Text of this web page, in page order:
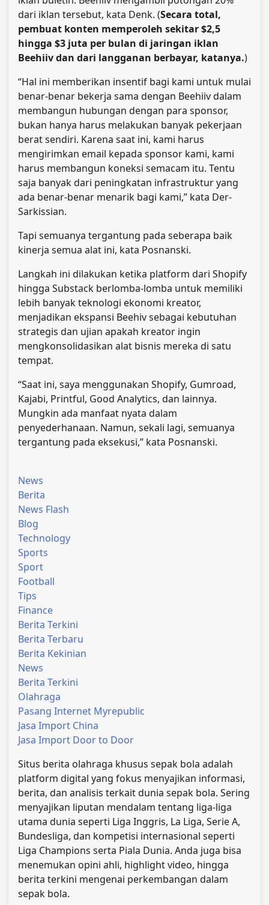
dari iklan tersebut, kata Denk. (Secara total,
pembuat konten memperoleh sekitar $2,5
hingga $3 juta per bulan di jaringan iklan
Beehiiv dan dari langganan berbayar, katanya.)
“Hal ini memberikan insentif bagi kami untuk mulai
benar-benar bekerja sama dengan Beehiiv dalam
membangun hubungan dengan para sponsor,
bukan hanya harus melakukan banyak pekerjaan
berat sendiri. Karena saat ini, kami harus
mengirimkan email kepada sponsor kami, kami
harus membangun koneksi semacam itu. Tentu
saja banyak dari peningkatan infrastruktur yang
ada benar-benar menarik bagi kami,” kata Der-
Sarkissian.
Tapi semuanya tergantung pada seberapa baik
kinerja semua alat ini, kata Posnanski.
Langkah ini dilakukan ketika platform dari Shopify
hingga Substack berlomba-lomba untuk memiliki
lebih banyak teknologi ekonomi kreator,
menjadikan ekspansi Beehiv sebagai kebutuhan
strategis dan ujian apakah kreator ingin
mengkonsolidasikan alat bisnis mereka di satu
tempat.
“Saat ini, saya menggunakan Shopify, Gumroad,
Kajabi, Printful, Good Analytics, dan lainnya.
Mungkin ada manfaat nyata dalam
penyederhanaan. Namun, sekali lagi, semuanya
tergantung pada eksekusi,” kata Posnanski.
News
Berita
News Flash
Blog
Technology
Sports
Sport
Football
Tips
Finance
Berita Terkini
Berita Terbaru
Berita Kekinian
News
Berita Terkini
Olahraga
Pasang Internet Myrepublic
Jasa Import China
Jasa Import Door to Door
Situs berita olahraga khusus sepak bola adalah
platform digital yang fokus menyajikan informasi,
berita, dan analisis terkait dunia sepak bola. Sering
menyajikan liputan mendalam tentang liga-liga
utama dunia seperti Liga Inggris, La Liga, Serie A,
Bundesliga, dan kompetisi internasional seperti
Liga Champions serta Piala Dunia. Anda juga bisa
menemukan opini ahli, highlight video, hingga
berita terkini mengenai perkembangan dalam
sepak bola.